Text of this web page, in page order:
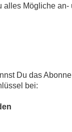
alles Mögliche an-
Du das
bei: